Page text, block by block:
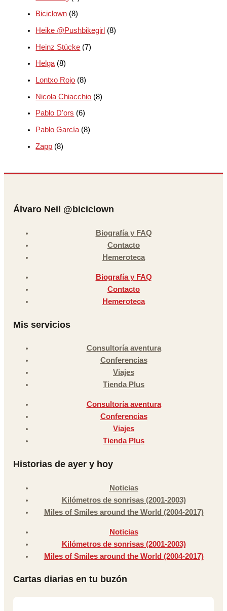
Biciclown (8)
Heike @Pushbikegirl (8)
Heinz Stücke (7)
Helga(8)
Lontxo Rojo (8)
Nicola Chiacchio (8)
Pablo D'ors (6)
Pablo García (8)
Zapp (8)
Álvaro Neil @biciclown
Biografía y FAQ
Contacto
Hemeroteca
Biografía y FAQ
Contacto
Hemeroteca
Mis servicios
Consultoría aventura
Conferencias
Viajes
Tienda Plus
Consultoría aventura
Conferencias
Viajes
Tienda Plus
Historias de ayer y hoy
Noticias
Kilómetros de sonrisas (2001-2003)
Miles of Smiles around the World (2004-2017)
Noticias
Kilómetros de sonrisas (2001-2003)
Miles of Smiles around the World (2004-2017)
Cartas diarias en tu buzón